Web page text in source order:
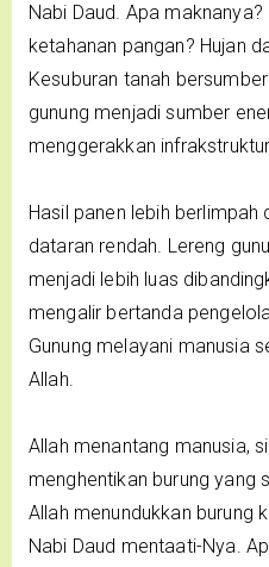
Nabi Daud. Apa
ketahanan pangan? Hujan
Kesuburan tanah
gunung menjadi sumber
menggerakkan
Hasil panen lebih berlimpah
dataran rendah. Lereng
menjadi lebih luas
mengalir bertanda
Gunung melayani manusia
Allah.
Allah menantang manusia,
menghentikan burung yang
Allah menundukkan burung
Nabi Daud mentaati-Nya.